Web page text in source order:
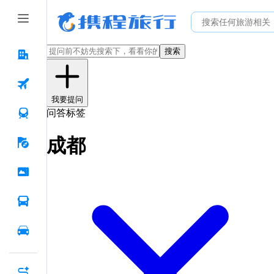
搜索
我要提问
问答标签
成都